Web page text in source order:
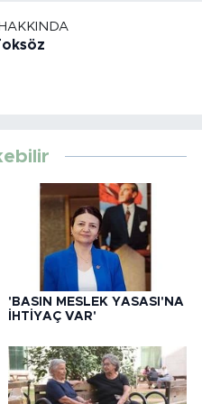
'BASIN MESLEK YASASI'NA
İHTİYAÇ VAR'